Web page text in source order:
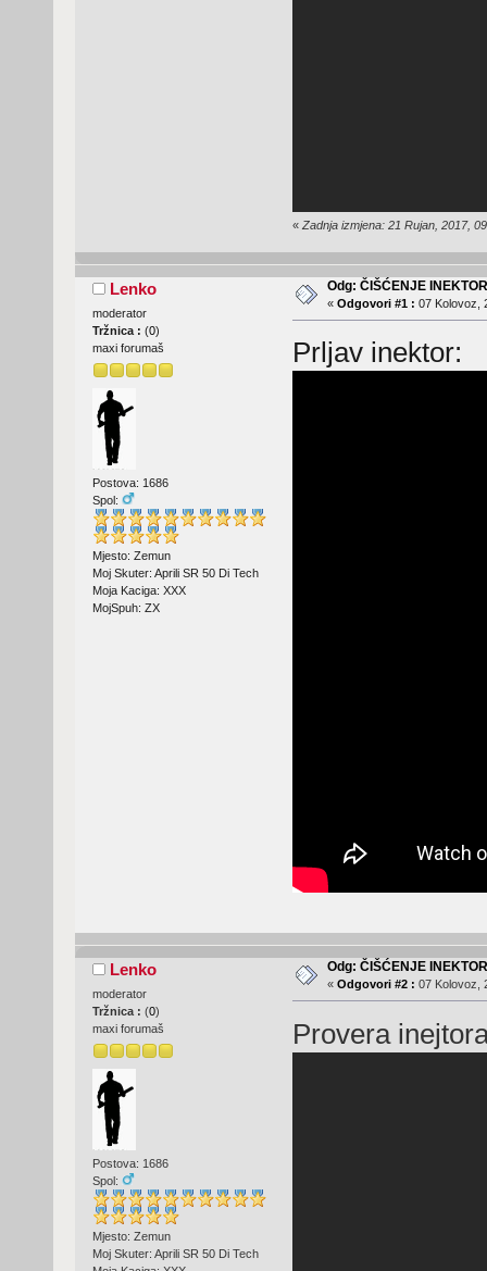
« Zadnja izmjena: 21 Rujan, 2017,
Lenko
moderator
Tržnica : (0)
maxi forumaš
Postova: 1686
Spol:
Mjesto: Zemun
Moj Skuter: Aprili SR 50 Di Tech
Moja Kaciga: XXX
MojSpuh: ZX
Odg: ČIŠĆENJE
« Odgovori #1 : 07 Kolovoz,
Prljav inektor:
Lenko
moderator
Tržnica : (0)
maxi forumaš
Postova: 1686
Spol:
Mjesto: Zemun
Moj Skuter: Aprili SR 50 Di Tech
Odg: ČIŠĆENJE
« Odgovori #2 : 07 Kolovoz,
Provera